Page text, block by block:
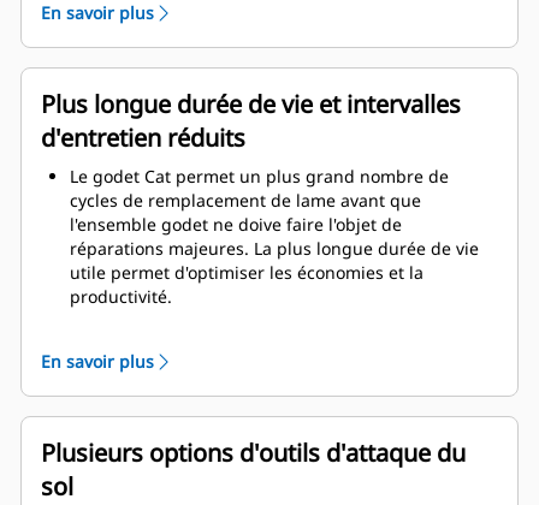
épaisseurs confère à l'ensemble godet une
résistance et une rigidité supérieures, ce qui facilite
la pose et la dépose de la lame.
Un matériau de qualité supérieure est utilisé pour
les composants de l'ensemble godet.
En savoir plus
Plus longue durée de vie et intervalles
d'entretien réduits
Le godet Cat permet un plus grand nombre de
cycles de remplacement de lame avant que
l'ensemble godet ne doive faire l'objet de
réparations majeures. La plus longue durée de vie
utile permet d'optimiser les économies et la
productivité.
godet plus résistant et un poids équilibré pour un
rendement global accru de la machine.
Les GET Cat offrent également de grands avantages
concurrentiels.
En savoir plus
Plusieurs options d'outils d'attaque du
sol